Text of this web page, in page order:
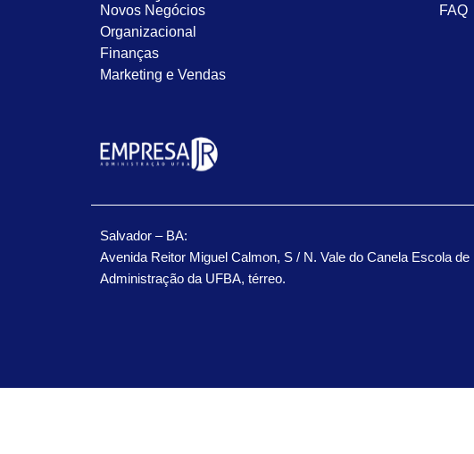
Novos Negócios
Organizacional
Finanças
Marketing e Vendas
FAQ
Salvador – BA:
Avenida Reitor Miguel Calmon, S / N. Vale do Canela Escola de
Administração da UFBA, térreo.